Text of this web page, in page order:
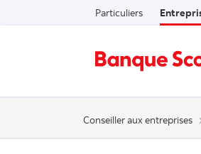
Particuliers
Conseiller aux entreprises